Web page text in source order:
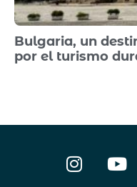
Bulgaria, un
por el turismo